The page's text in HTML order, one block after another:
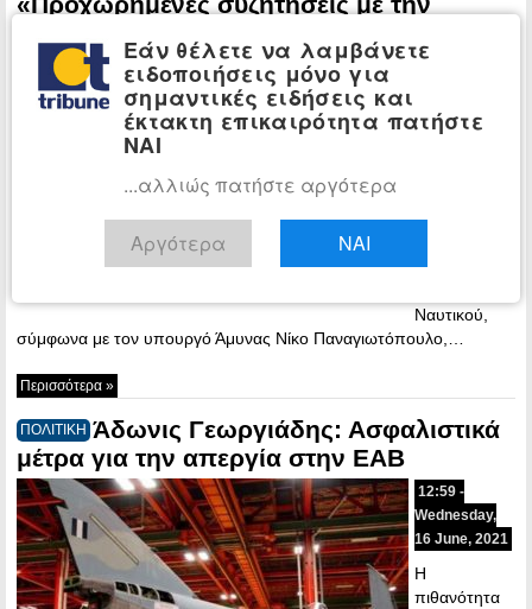
May, 2022
αποφάσεις
ενίσχυση του
Ναυτικού,
σύμφωνα με τον υπουργό Άμυνας Νίκο Παναγιωτόπουλο,…
Περισσότερα »
ΠΟΛΙΤΙΚΗ Άδωνις Γεωργιάδης: Ασφαλιστικά
μέτρα για την απεργία στην ΕΑΒ
12:59 -
Wednesday,
16 June, 2021
Η
πιθανότητα
Εάν θέλετε να λαμβάνετε
ειδοποιήσεις μόνο για
σημαντικές ειδήσεις και
έκτακτη επικαιρότητα πατήστε
ΝΑΙ
...αλλιώς πατήστε αργότερα
Αργότερα ΝΑΙ